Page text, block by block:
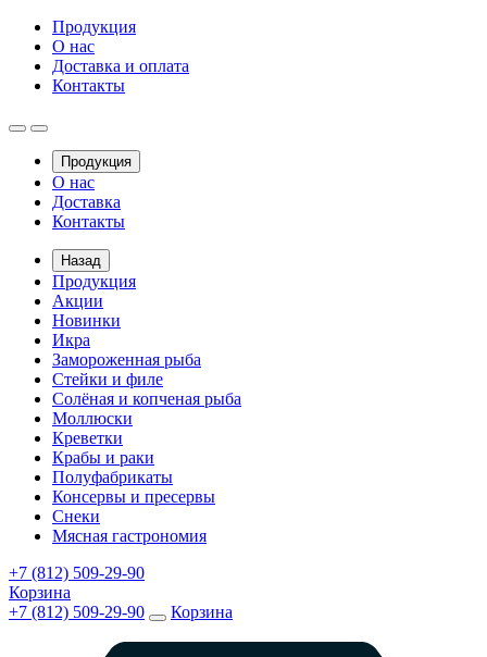
Продукция
О нас
Доставка и оплата
Контакты
Продукция
О нас
Доставка
Контакты
Назад
Продукция
Акции
Новинки
Икра
Замороженная рыба
Стейки и филе
Солёная и копченая рыба
Моллюски
Креветки
Крабы и раки
Полуфабрикаты
Консервы и пресервы
Снеки
Мясная гастрономия
+7 (812) 509-29-90
Корзина
+7 (812) 509-29-90
Корзина